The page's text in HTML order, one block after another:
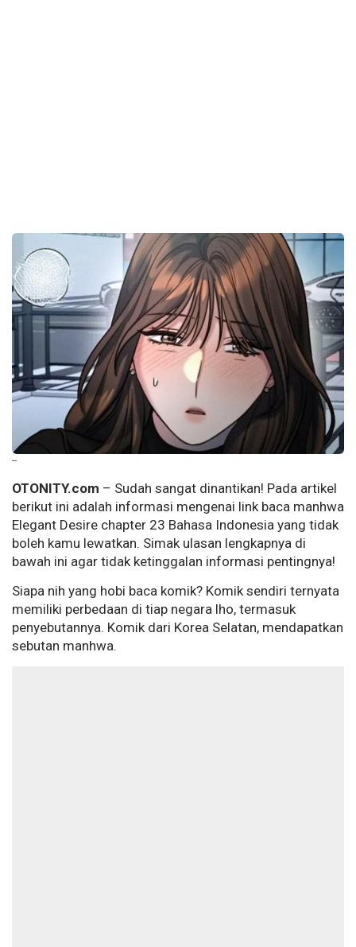
--
OTONITY.com – Sudah sangat dinantikan! Pada artikel
berikut ini adalah informasi mengenai link baca manhwa
Elegant Desire chapter 23 Bahasa Indonesia yang tidak
boleh kamu lewatkan. Simak ulasan lengkapnya di
bawah ini agar tidak ketinggalan informasi pentingnya!
Siapa nih yang hobi baca komik? Komik sendiri ternyata
memiliki perbedaan di tiap negara lho, termasuk
penyebutannya. Komik dari Korea Selatan, mendapatkan
sebutan manhwa.